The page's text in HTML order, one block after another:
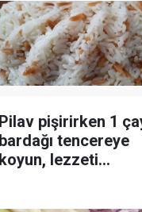
Pilav pişirirken 1
bardağı tencereye
koyun, lezzeti